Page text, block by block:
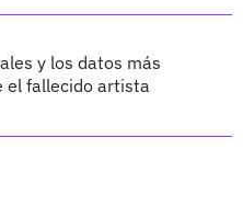
y los datos más
el fallecido artista